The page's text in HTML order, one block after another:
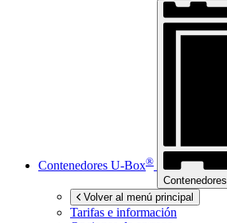
Contenedores U-Box®
Contenedores
Volver al menú principal
Tarifas e información